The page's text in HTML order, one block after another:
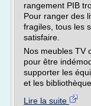
rangement PIB
Pour ranger des
fragiles, tous les
satisfaire.
Nos meubles TV
pour être
supporter les
et les
Lire la suite